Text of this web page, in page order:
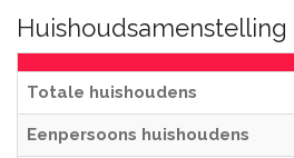
Huishoudsamenstelling
Totale huishoudens
Eenpersoons huishoudens